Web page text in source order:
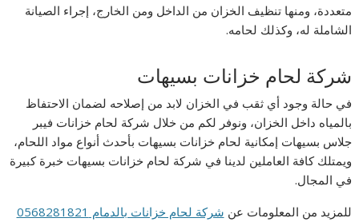
متعددة، ومنها تنظيف الخزان من الداخل ومن الخارج، إجراء الصيانة
الشاملة له، وكذلك لحامه.
شركة لحام خزانات بسيهات
في حالة وجود أي ثقب في الخزان لابد من إصلاحه لضمان الاحتفاظ
بالمياه داخل الخزان، ونوفر لكم من خلال شركة لحام خزانات فيبر
جلاس بسيهات إمكانية لحام خزانات بسيهات بأحدث أنواع مواد اللحام،
ويمتلك كافة العاملين لدينا في شركة لحام خزانات بسيهات خبرة كبيرة
في المجال.
للمزيد من المعلومات عن شركة لحام خزانات بالدمام 0568281821